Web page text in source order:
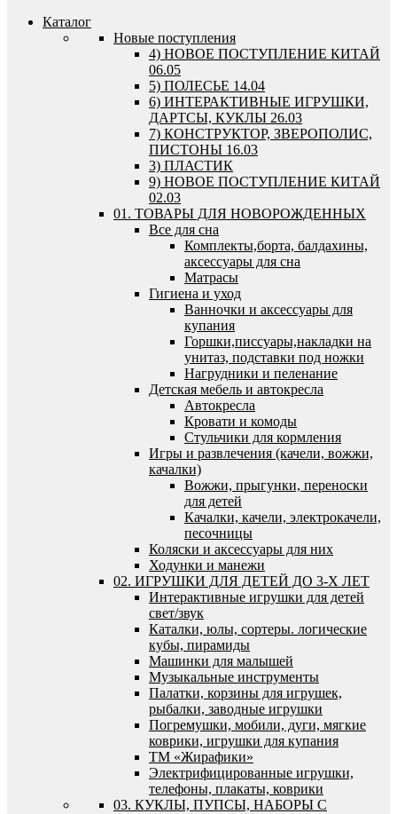
Каталог
Новые поступления
4) НОВОЕ ПОСТУПЛЕНИЕ КИТАЙ
06.05
5) ПОЛЕСЬЕ 14.04
6) ИНТЕРАКТИВНЫЕ ИГРУШКИ,
ДАРТСЫ, КУКЛЫ 26.03
7) КОНСТРУКТОР, ЗВЕРОПОЛИС,
ПИСТОНЫ 16.03
3) ПЛАСТИК
9) НОВОЕ ПОСТУПЛЕНИЕ КИТАЙ
02.03
01. ТОВАРЫ ДЛЯ НОВОРОЖДЕННЫХ
Все для сна
Комплекты,борта, балдахины,
аксессуары для сна
Матрасы
Гигиена и уход
Ванночки и аксессуары для
купания
Горшки,писсуары,накладки на
унитаз, подставки под ножки
Нагрудники и пеленание
Детская мебель и автокресла
Автокресла
Кровати и комоды
Стульчики для кормления
Игры и развлечения (качели, вожжи,
качалки)
Вожжи, прыгунки, переноски
для детей
Качалки, качели, электрокачели,
песочницы
Коляски и аксессуары для них
Ходунки и манежи
02. ИГРУШКИ ДЛЯ ДЕТЕЙ ДО 3-Х ЛЕТ
Интерактивные игрушки для детей
свет/звук
Каталки, юлы, сортеры. логические
кубы, пирамиды
Машинки для малышей
Музыкальные инструменты
Палатки, корзины для игрушек,
рыбалки, заводные игрушки
Погремушки, мобили, дуги, мягкие
коврики, игрушки для купания
ТМ «Жирафики»
Электрифицированные игрушки,
телефоны, плакаты, коврики
03. КУКЛЫ, ПУПСЫ, НАБОРЫ С